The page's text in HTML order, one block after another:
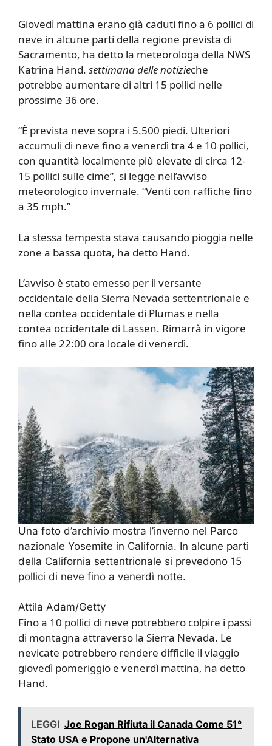
Giovedì mattina erano già caduti fino a 6 pollici di
neve in alcune parti della regione prevista di
Sacramento, ha detto la meteorologa della NWS
Katrina Hand. settimana delle notizieche
potrebbe aumentare di altri 15 pollici nelle
prossime 36 ore.
“È prevista neve sopra i 5.500 piedi. Ulteriori
accumuli di neve fino a venerdì tra 4 e 10 pollici,
con quantità localmente più elevate di circa 12-
15 pollici sulle cime”, si legge nell’avviso
meteorologico invernale. “Venti con raffiche fino
a 35 mph.”
La stessa tempesta stava causando pioggia nelle
zone a bassa quota, ha detto Hand.
L’avviso è stato emesso per il versante
occidentale della Sierra Nevada settentrionale e
nella contea occidentale di Plumas e nella
contea occidentale di Lassen. Rimarrà in vigore
fino alle 22:00 ora locale di venerdì.
Una foto d’archivio mostra l’inverno nel Parco
nazionale Yosemite in California. In alcune parti
della California settentrionale si prevedono 15
pollici di neve fino a venerdì notte.
Attila Adam/Getty
Fino a 10 pollici di neve potrebbero colpire i passi
di montagna attraverso la Sierra Nevada. Le
nevicate potrebbero rendere difficile il viaggio
giovedì pomeriggio e venerdì mattina, ha detto
Hand.
LEGGI Joe Rogan Rifiuta il Canada Come 51°
Stato USA e Propone un'Alternativa